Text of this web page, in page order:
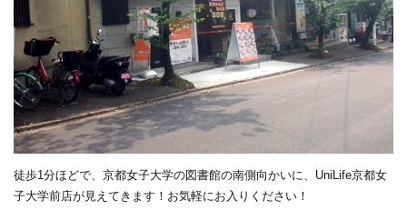
徒歩1分ほどで、京都女子大学の図書館の南側向かいに、UniLife京都女
子大学前店が見えてきます！お気軽にお入りください！